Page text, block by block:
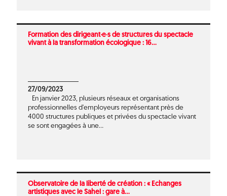
Formation des dirigeant·e·s de structures du spectacle
vivant à la transformation écologique : 16...
27/09/2023
En janvier 2023, plusieurs réseaux et organisations
professionnelles d'employeurs représentant près de
4000 structures publiques et privées du spectacle vivant
se sont engagées à une...
Observatoire de la liberté de création : « Echanges
artistiques avec le Sahel : gare à...